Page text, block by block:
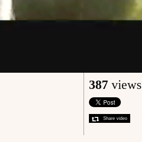
387 views
Share video